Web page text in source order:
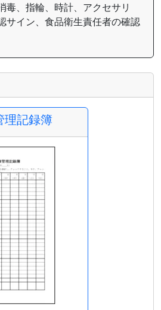
毒、指輪、時計、アクセサリ
サイン、食品衛生責任者の確認
理記録簿